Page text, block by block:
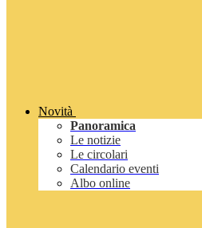
Novità
Panoramica
Le notizie
Le circolari
Calendario eventi
Albo online